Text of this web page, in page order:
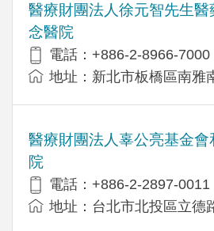
醫療財團法人徐元智先生
念醫院
電話：+886-2-8966-7000
地址：新北市板橋區南雅
醫療財團法人辜公亮基金會
院
電話：+886-2-2897-0011
地址：台北市北投區立德